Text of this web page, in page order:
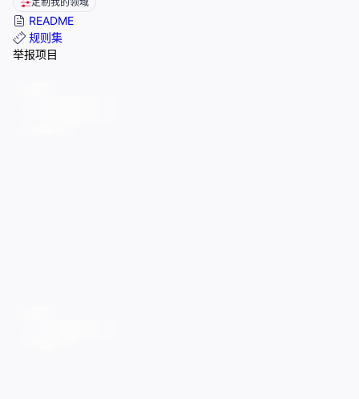
README
规则集
举报项目